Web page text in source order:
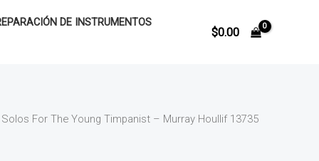
DE INSTRUMENTOS
$0.00
For The Young Timpanist – Murray Houllif 13735